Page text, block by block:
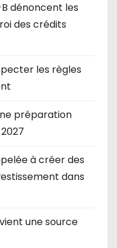
B dénoncent les
des crédits
les règles
préparation
à créer des
dans
une source